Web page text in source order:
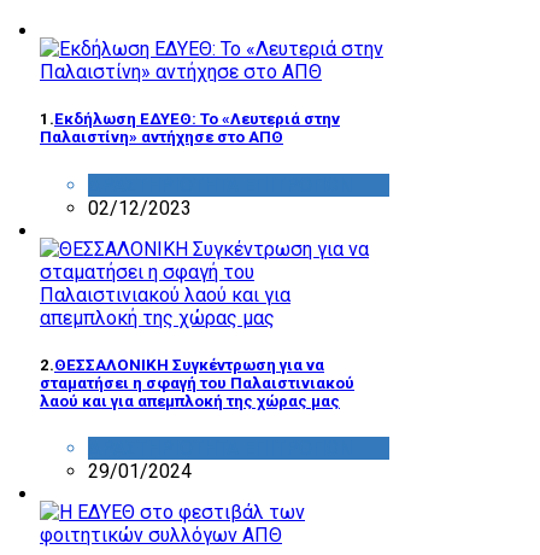
1.Εκδήλωση ΕΔΥΕΘ: Το «Λευτεριά στην
Παλαιστίνη» αντήχησε στο ΑΠΘ
02/12/2023
2.ΘΕΣΣΑΛΟΝΙΚΗ Συγκέντρωση για να
σταματήσει η σφαγή του Παλαιστινιακού
λαού και για απεμπλοκή της χώρας μας
29/01/2024